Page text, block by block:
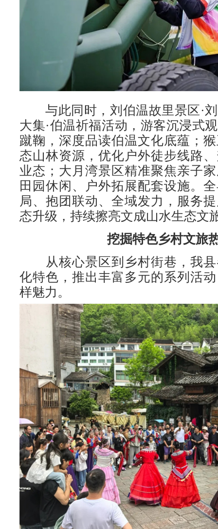
与此同时，刘伯温故里景区·刘
大集·伯温祈福活动，游客沉浸式
蹴鞠，深度品读伯温文化底蕴；
态山林资源，优化户外徒步线路
业态；大月湾景区精准聚焦亲子
田园休闲、户外拓展配套设施。
局、抱团联动、全域发力，服务
态升级，持续擦亮文成山水生态文
挖掘特色乡村文旅
从核心景区到乡村街巷，我县
化特色，推出丰富多元的系列活
样魅力。